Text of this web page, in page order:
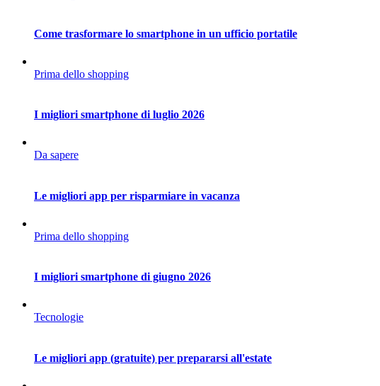
Come trasformare lo smartphone in un ufficio portatile
Prima dello shopping
I migliori smartphone di luglio 2026
Da sapere
Le migliori app per risparmiare in vacanza
Prima dello shopping
I migliori smartphone di giugno 2026
Tecnologie
Le migliori app (gratuite) per prepararsi all'estate